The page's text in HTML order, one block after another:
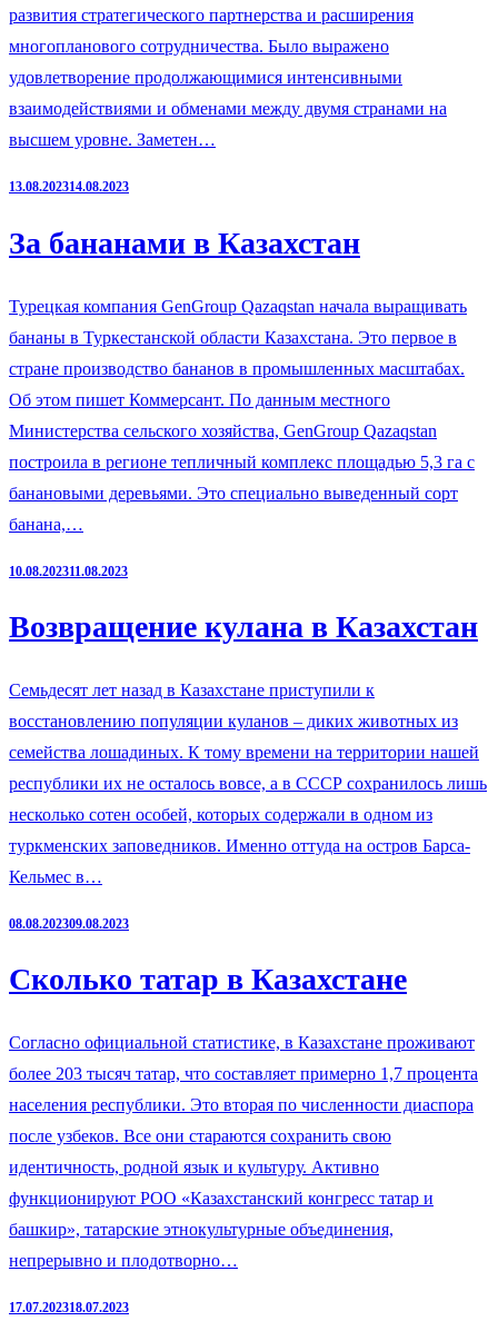
развития стратегического партнерства и расширения
многопланового сотрудничества. Было выражено
удовлетворение продолжающимися интенсивными
взаимодействиями и обменами между двумя странами на
высшем уровне. Заметен…
13.08.202314.08.2023
За бананами в Казахстан
Турецкая компания GenGroup Qazaqstan начала выращивать
бананы в Туркестанской области Казахстана. Это первое в
стране производство бананов в промышленных масштабах.
Об этом пишет Коммерсант. По данным местного
Министерства сельского хозяйства, GenGroup Qazaqstan
построила в регионе тепличный комплекс площадью 5,3 га с
банановыми деревьями. Это специально выведенный сорт
банана,…
10.08.202311.08.2023
Возвращение кулана в Казахстан
Семьдесят лет назад в Казахстане приступили к
восстановлению популяции куланов – диких животных из
семейства лошадиных. К тому времени на территории нашей
республики их не осталось вовсе, а в СССР сохранилось лишь
несколько сотен особей, которых содержали в одном из
туркменских заповедников. Именно оттуда на остров Барса-
Кельмес в…
08.08.202309.08.2023
Сколько татар в Казахстане
Согласно официальной статистике, в Казахстане проживают
более 203 тысяч татар, что составляет примерно 1,7 процента
населения республики. Это вторая по численности диаспора
после узбеков. Все они стараются сохранить свою
идентичность, родной язык и культуру. Активно
функционируют РОО «Казахстанский конгресс татар и
башкир», татарские этнокультурные объединения,
непрерывно и плодотворно…
17.07.202318.07.2023